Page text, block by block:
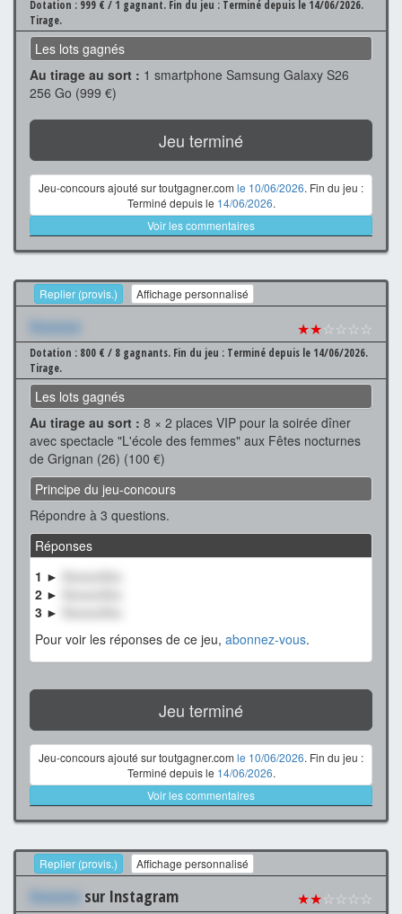
Dotation : 999 € / 1 gagnant. Fin du jeu : Terminé depuis le 14/06/2026.
Tirage.
Les lots gagnés
Au tirage au sort : 1 smartphone Samsung Galaxy S26
256 Go (999 €)
Jeu terminé
Jeu-concours ajouté sur toutgagner.com le 10/06/2026. Fin du jeu :
Terminé depuis le 14/06/2026.
Voir les commentaires
Replier (provis.) Affichage personnalisé
Xxxxxxx ★★☆☆☆☆
Dotation : 800 € / 8 gagnants. Fin du jeu : Terminé depuis le 14/06/2026.
Tirage.
Les lots gagnés
Au tirage au sort : 8 × 2 places VIP pour la soirée dîner
avec spectacle "L'école des femmes" aux Fêtes nocturnes
de Grignan (26) (100 €)
Principe du jeu-concours
Répondre à 3 questions.
Réponses
1 ►
XxxxxxXxx
2 ►
3 ►
Pour voir les réponses de ce jeu, abonnez-vous.
Jeu terminé
Jeu-concours ajouté sur toutgagner.com le 10/06/2026. Fin du jeu :
Terminé depuis le 14/06/2026.
Voir les commentaires
Replier (provis.) Affichage personnalisé
Xxxxxxx sur Instagram ★★☆☆☆☆